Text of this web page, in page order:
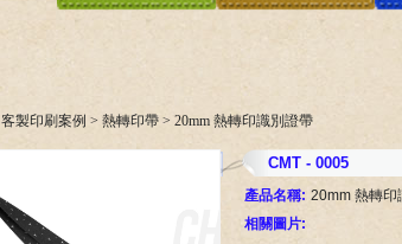
客製印刷案例 > 熱轉印帶 > 20mm 熱轉印識別證帶
CMT - 0005
產品名稱: 20mm 熱轉印
相關圖片: